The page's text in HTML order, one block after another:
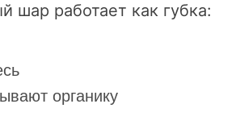
шар работает как губка:
органику